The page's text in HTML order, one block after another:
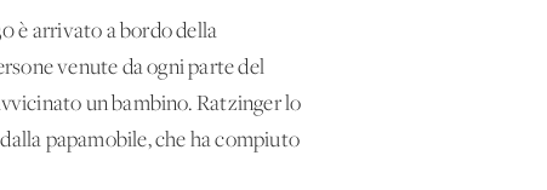
è arrivato a bordo della
venute da ogni parte del
un bambino. Ratzinger lo
papamobile, che ha compiuto